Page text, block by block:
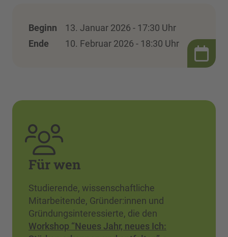
Beginn
13. Januar 2026 - 17:30 Uhr
Ende
10. Februar 2026 - 18:30 Uhr
Für wen
Studierende, wissenschaftliche
Mitarbeitende, Gründer:innen und
Gründungsinteressierte, die den
Workshop “Neues Jahr, neues Ich: